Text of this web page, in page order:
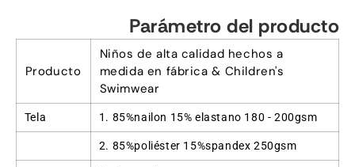
Parámetro del producto
Producto
Niños de alta calidad hechos a
medida en fábrica & Children's
Swimwear
Tela 1. 85%nailon 15% elastano 180 - 200gsm
2. 85%poliéster 15%spandex 250gsm